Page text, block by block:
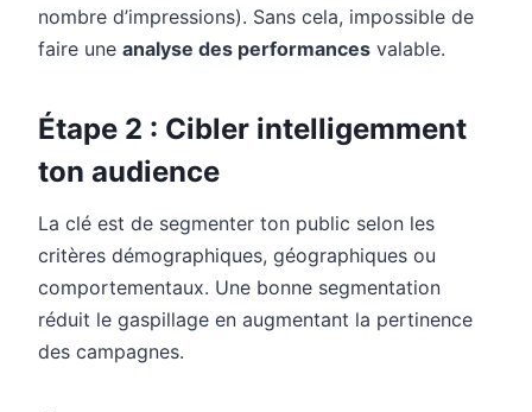
nombre d’impressions). Sans cela, impossible de
faire une analyse des performances valable.
Étape 2 : Cibler intelligemment
ton audience
La clé est de segmenter ton public selon les
critères démographiques, géographiques ou
comportementaux. Une bonne segmentation
réduit le gaspillage en augmentant la pertinence
des campagnes.